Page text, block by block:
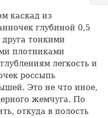
каскад из
глубиной 0,5
тонкими
плотниками
легкость и
россыпь
Это не что иное,
жемчуга. По
откуда в полость